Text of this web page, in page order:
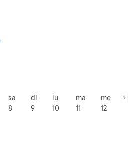
sa
8
di
9
lu
10
ma
11
me
12